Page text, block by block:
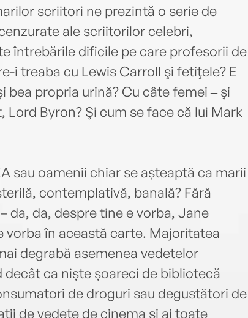
scriitori ne prezintă o serie de
ale scriitorilor celebri,
întrebările dificile pe care profesorii de
i treaba cu Lewis Carroll şi fetiţele? E
bea propria urină? Cu câte femei ‒ şi
Lord Byron? Şi cum se face că lui Mark
sau oamenii chiar se așteaptă ca marii
contemplativă, banală? Fără
da, da, despre tine e vorba, Jane
vorba în această carte. Majoritatea
degrabă asemenea vedetelor
ca niște șoareci de bibliotecă
de droguri sau degustători de
de vedete de cinema și ai toate